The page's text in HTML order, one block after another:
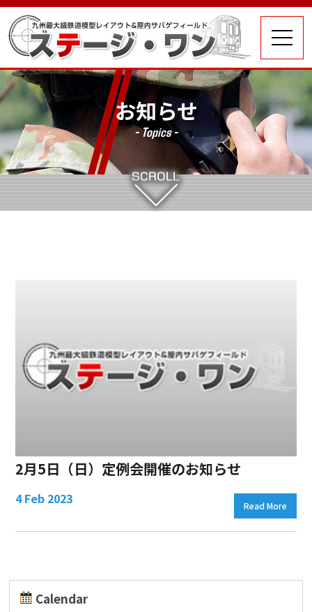
お知らせ
- Topics -
2月5日（日）定例会開催のお知らせ
4 Feb 2023 Read More
Calendar